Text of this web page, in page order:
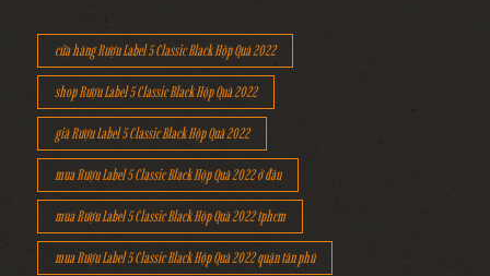
cửa hàng Rượu Label 5 Classic Black Hộp Quà 2022
shop Rượu Label 5 Classic Black Hộp Quà 2022
giá Rượu Label 5 Classic Black Hộp Quà 2022
mua Rượu Label 5 Classic Black Hộp Quà 2022 ở đâu
mua Rượu Label 5 Classic Black Hộp Quà 2022 tphcm
mua Rượu Label 5 Classic Black Hộp Quà 2022 quận tân phú